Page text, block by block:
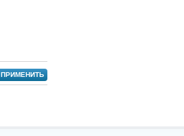
ПРИМЕНИТЬ